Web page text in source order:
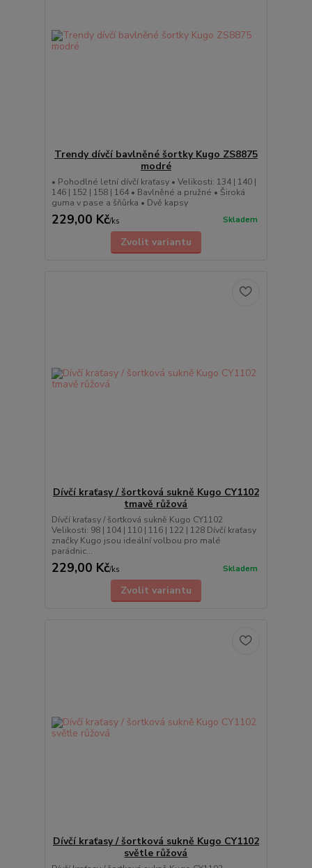
Trendy dívčí bavlněné šortky Kugo ZS8875
modré
• Pohodlné letní dívčí kraťasy • Velikosti: 134 | 140 |
146 | 152 | 158 | 164 • Bavlněné a pružné • Široká
guma v pase a šňůrka • Dvě kapsy
229,00 Kč/ks Skladem
Zvolit variantu
Dívčí kraťasy / šortková sukně Kugo CY1102
tmavě růžová
Dívčí kraťasy / šortková sukně Kugo CY1102
Velikosti: 98 | 104 | 110 | 116 | 122 | 128 Dívčí kraťasy
značky Kugo jsou ideální volbou pro malé
parádnic...
229,00 Kč/ks Skladem
Zvolit variantu
Dívčí kraťasy / šortková sukně Kugo CY1102
světle růžová